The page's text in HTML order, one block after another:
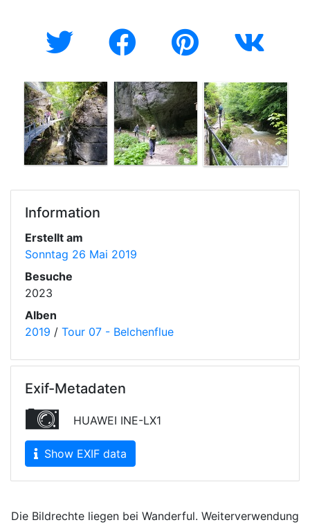
Information
Erstellt am
Sonntag 26 Mai 2019
Besuche
2023
Alben
2019 / Tour 07 - Belchenflue
Exif-Metadaten
HUAWEI INE-LX1
Show EXIF data
Die Bildrechte liegen bei Wanderful. Weiterverwendung